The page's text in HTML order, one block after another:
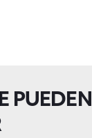
PUEDEN